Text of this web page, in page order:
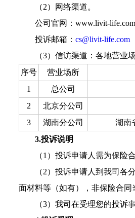
（2）网络渠道。
公司官网：www.livit-life.com
投诉邮箱： cs@livit-life.com
（3）信访渠道：各地营业场
序号
营业场所
1
总公司
2
北京分公司
3
湖南分公司 湖南
3.投诉说明
（1）投诉申请人需为保险
（2）投诉申请人到我司各
面材料等（如有），非保险合同
（3）我司在受理您的投诉